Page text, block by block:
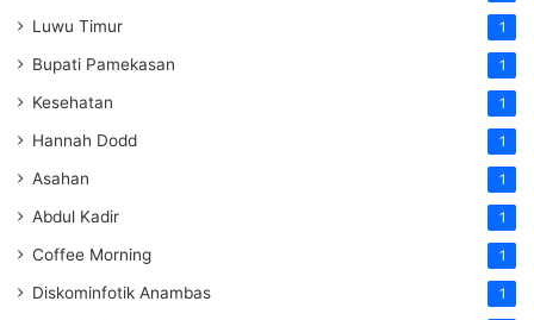
Luwu Timur 1
Bupati Pamekasan 1
Kesehatan 1
Hannah Dodd 1
Asahan 1
Abdul Kadir 1
Coffee Morning 1
Diskominfotik Anambas 1